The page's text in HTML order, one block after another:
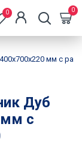
0 0
мм с ра
Дуб
с